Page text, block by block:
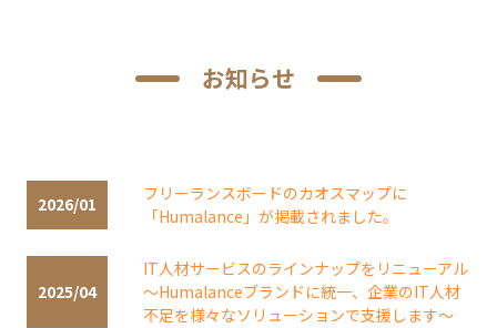
お知らせ
2026/01
フリーランスボードのカオスマップに
「Humalance」が掲載されました。
2025/04
IT人材サービスのラインナップをリニューアル
～Humalanceブランドに統一、企業のIT人材
不足を様々なソリューションで支援します～